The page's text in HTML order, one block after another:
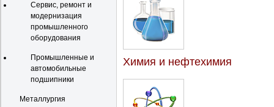
Сервис, ремонт и
модернизация
промышленного
оборудования
Промышленные и
автомобильные
подшипники
Металлургия
Химия и нефтехимия